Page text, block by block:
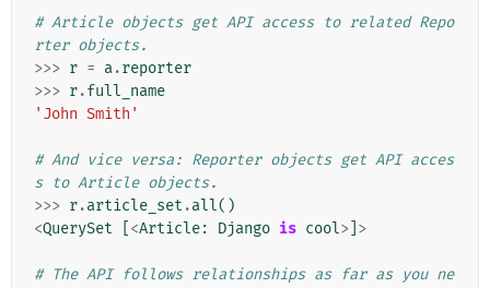
# Article objects get API access to related Repo
rter objects.
>>> r = a.reporter
>>> r.full_name
'John Smith'
# And vice versa: Reporter objects get API acces
s to Article objects.
>>> r.article_set .all()
<QuerySet <Article: Django is cool> >
# The API follows relationships as far as you ne